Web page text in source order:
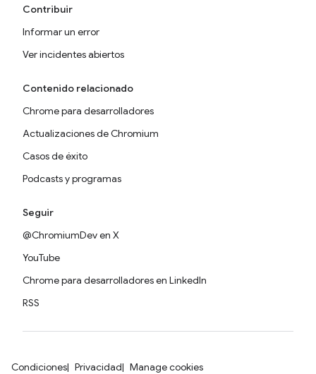
Contribuir
Informar un error
Ver incidentes abiertos
Contenido relacionado
Chrome para desarrolladores
Actualizaciones de Chromium
Casos de éxito
Podcasts y programas
Seguir
@ChromiumDev en X
YouTube
Chrome para desarrolladores en LinkedIn
RSS
Condiciones Privacidad Manage cookies